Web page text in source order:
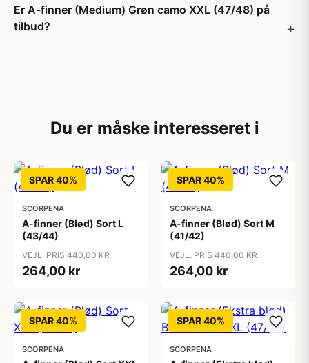
Er A-finner (Medium) Grøn camo XXL (47/48) på
tilbud?
Du er måske interesseret i
SPAR 40%
SCORPENA
A-finner (Blød) Sort L
(43/44)
VEJL. PRIS 440,00 KR
264,00 kr
SPAR 40%
SCORPENA
A-finner (Blød) Sort M
(41/42)
VEJL. PRIS 440,00 KR
264,00 kr
SPAR 40%
SCORPENA
SPAR 40%
SCORPENA